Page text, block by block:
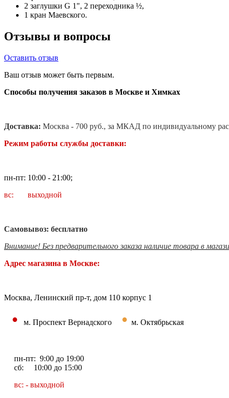
2 заглушки G 1", 2 переходника ½,
1 кран Маевского.
Отзывы и вопросы
Оставить отзыв
Ваш отзыв может быть первым.
Способы получения заказов в Москве и Химках
Доставка: Москва - 700 руб., за МКАД по индивидуальному
Режим работы службы доставки:
пн-пт: 10:00 - 21:00;
вс: выходной
Самовывоз: бесплатно
Внимание! Без предварительного заказа наличие товара в
Адрес магазина в Москве:
Москва, Ленинский пр-т, дом 110 корпус 1
• м. Проспект Вернадского • м. Октябрьская
пн-пт: 9:00 до 19:00
сб: 10:00 до 15:00
вс: - выходной